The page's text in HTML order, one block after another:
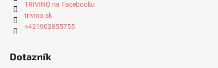
TRIVINO na Facebooku
trivino.sk
+421902855755
Dotazník